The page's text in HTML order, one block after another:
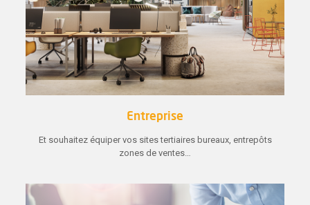
Entreprise
Et souhaitez équiper vos sites tertiaires bureaux, entrepôts
zones de ventes…